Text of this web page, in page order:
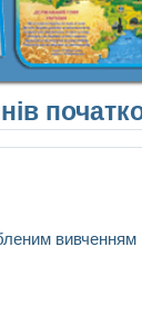
вивченням